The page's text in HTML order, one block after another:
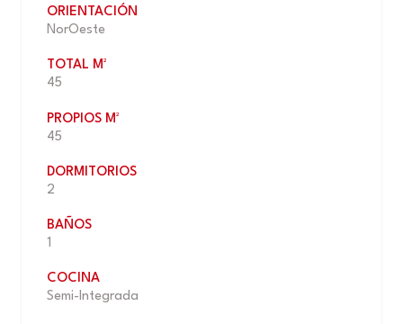
ORIENTACIÓN
NorOeste
TOTAL M²
45
PROPIOS M²
45
DORMITORIOS
2
BAÑOS
1
COCINA
Semi-Integrada